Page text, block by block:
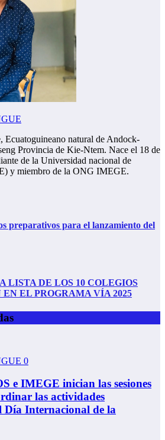
Ecuatoguineano natural de Andock-
Provincia de Kie-Ntem. Nace el 18 de
de la Universidad nacional de
y miembro de la ONG IMEGE.
preparativos para el lanzamiento del
LISTA DE LOS 10 COLEGIOS
EL PROGRAMA VÍA 2025
0
e IMEGE inician las sesiones
las actividades
Día Internacional de la